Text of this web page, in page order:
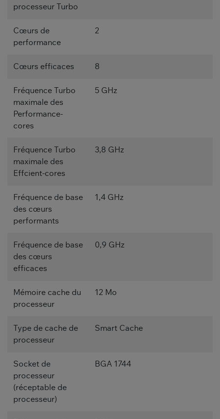
processeur Turbo
Cœurs de
performance
2
Cœurs efficaces 8
Fréquence Turbo
maximale des
Performance-
cores
5 GHz
Fréquence Turbo
maximale des
Effcient-cores
3,8 GHz
Fréquence de base
des cœurs
performants
1,4 GHz
Fréquence de base
des cœurs
efficaces
0,9 GHz
Mémoire cache du
processeur
12 Mo
Type de cache de
processeur
Smart Cache
Socket de
processeur
(réceptable de
processeur)
BGA 1744